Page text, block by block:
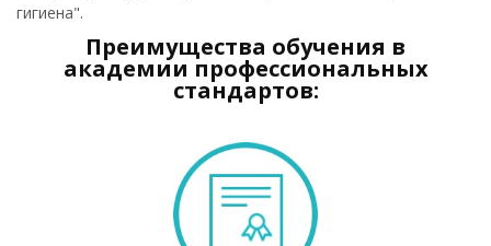
гигиена".
Преимущества обучения в
академии профессиональных
стандартов: